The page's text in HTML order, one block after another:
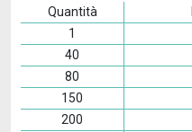
Quantità
1
40
80
150
200